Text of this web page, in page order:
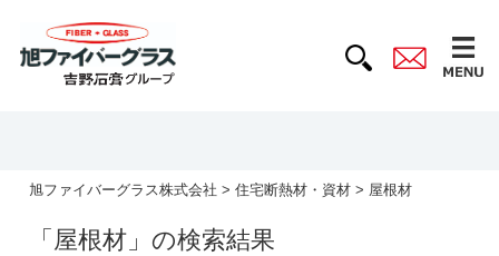
旭ファイバーグラス株式会社 >住宅断熱材・資材 > 屋根材
「屋根材」の検索結果